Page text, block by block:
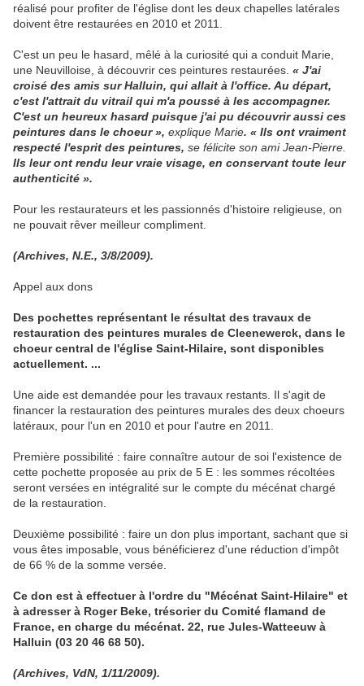
réalisé pour profiter de l'église dont les deux chapelles latérales
doivent être restaurées en 2010 et 2011.
C'est un peu le hasard, mêlé à la curiosité qui a conduit Marie,
une Neuvilloise, à découvrir ces peintures restaurées. « J'ai
croisé des amis sur Halluin, qui allait à l'office. Au départ,
c'est l'attrait du vitrail qui m'a poussé à les accompagner.
C'est un heureux hasard puisque j'ai pu découvrir aussi ces
peintures dans le choeur », explique Marie. « Ils ont vraiment
respecté l'esprit des peintures, se félicite son ami Jean-Pierre.
Ils leur ont rendu leur vraie visage, en conservant toute leur
authenticité ».
Pour les restaurateurs et les passionnés d'histoire religieuse, on
ne pouvait rêver meilleur compliment.
(Archives, N.E., 3/8/2009).
Appel aux dons
Des pochettes représentant le résultat des travaux de
restauration des peintures murales de Cleenewerck, dans le
choeur central de l'église Saint-Hilaire, sont disponibles
actuellement. ...
Une aide est demandée pour les travaux restants. Il s'agit de
financer la restauration des peintures murales des deux choeurs
latéraux, pour l'un en 2010 et pour l'autre en 2011.
Première possibilité : faire connaître autour de soi l'existence de
cette pochette proposée au prix de 5 E : les sommes récoltées
seront versées en intégralité sur le compte du mécénat chargé
de la restauration.
Deuxième possibilité : faire un don plus important, sachant que si
vous êtes imposable, vous bénéficierez d'une réduction d'impôt
de 66 % de la somme versée.
Ce don est à effectuer à l'ordre du "Mécénat Saint-Hilaire" et
à adresser à Roger Beke, trésorier du Comité flamand de
France, en charge du mécénat. 22, rue Jules-Watteeuw à
Halluin (03 20 46 68 50).
(Archives, VdN, 1/11/2009).